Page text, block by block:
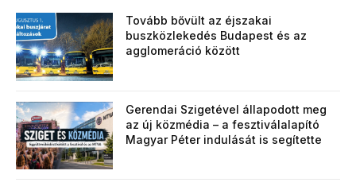
Tovább bővült az éjszakai
buszközlekedés Budapest és az
agglomeráció között
Gerendai Szigetével állapodott meg
az új közmédia – a fesztiválalapító
Magyar Péter indulását is segítette